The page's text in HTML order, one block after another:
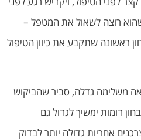
רוצה לשאול את המטפל –
ראשונה שתקבע את כיוון הטיפול
משלימה גדלה, סביר שהביקוש
דומות ימשיך לגדול גם
אחריות גדולה יותר לבדוק